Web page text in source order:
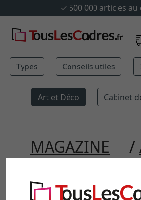
✓ 500 000 articles au
Types Conseils utiles
Art et Déco Cabinet
MAGAZINE
DES